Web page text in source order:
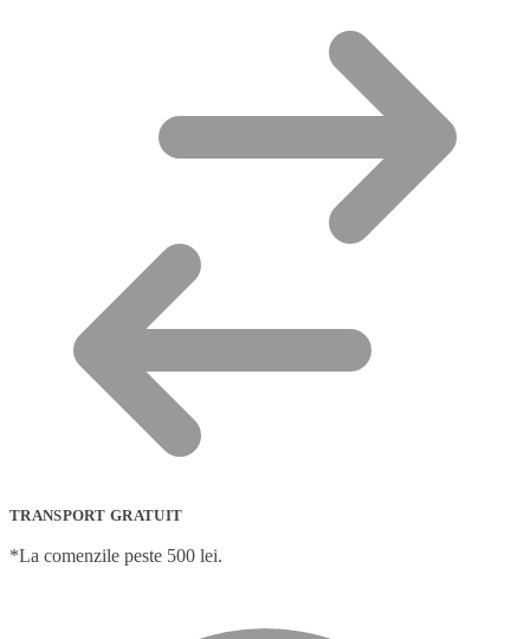
TRANSPORT GRATUIT
*La comenzile peste 500 lei.